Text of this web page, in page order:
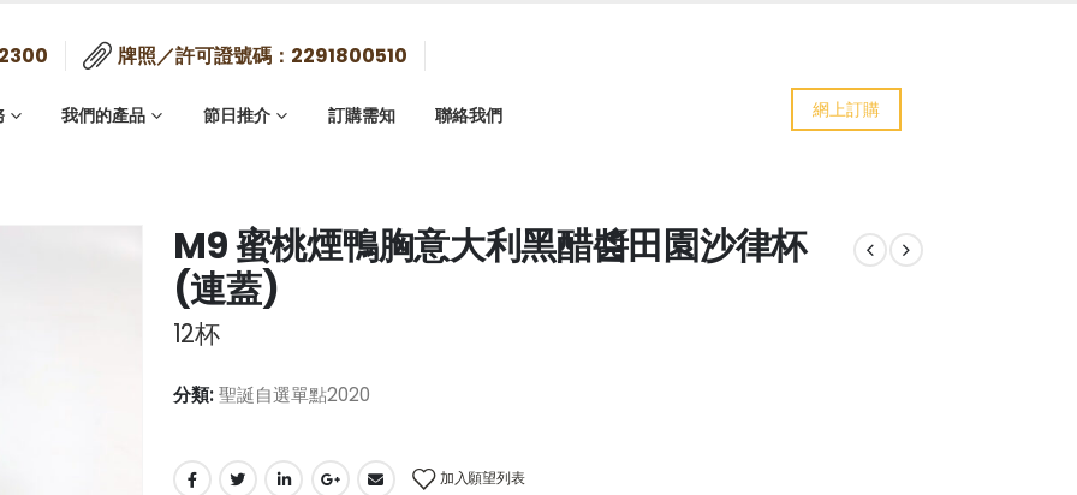
牌照／許可證號碼：2291800510
我們的產品 節日推介 訂購需知 聯絡我們 網上訂購
M9 蜜桃煙鴨胸意大利黑醋醬田園沙律杯
(連蓋)
12杯
分類:聖誕自選單點2020
加入願望列表